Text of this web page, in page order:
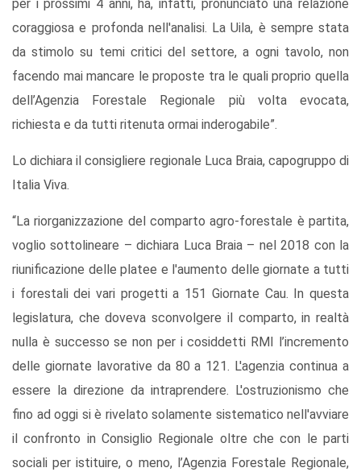
per i prossimi 4 anni, ha, infatti, pronunciato una relazione
coraggiosa e profonda nell'analisi. La Uila, è sempre stata
da stimolo su temi critici del settore, a ogni tavolo, non
facendo mai mancare le proposte tra le quali proprio quella
dell’Agenzia Forestale Regionale più volta evocata,
richiesta e da tutti ritenuta ormai inderogabile”.
Lo dichiara il consigliere regionale Luca Braia, capogruppo di
Italia Viva.
“La riorganizzazione del comparto agro-forestale è partita,
voglio sottolineare – dichiara Luca Braia – nel 2018 con la
riunificazione delle platee e l'aumento delle giornate a tutti
i forestali dei vari progetti a 151 Giornate Cau. In questa
legislatura, che doveva sconvolgere il comparto, in realtà
nulla è successo se non per i cosiddetti RMI l’incremento
delle giornate lavorative da 80 a 121. L'agenzia continua a
essere la direzione da intraprendere. L'ostruzionismo che
fino ad oggi si è rivelato solamente sistematico nell'avviare
il confronto in Consiglio Regionale oltre che con le parti
sociali per istituire, o meno, l’Agenzia Forestale Regionale,